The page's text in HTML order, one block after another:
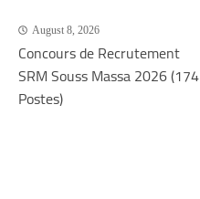
August 8, 2026
Concours de Recrutement
SRM Souss Massa 2026 (174
Postes)